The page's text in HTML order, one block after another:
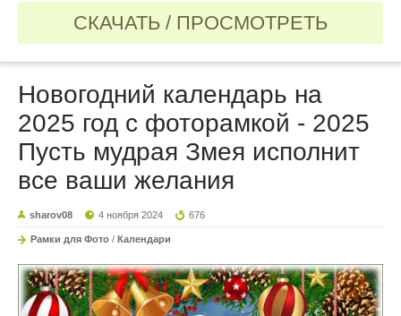
СКАЧАТЬ / ПРОСМОТРЕТЬ
Новогодний календарь на
2025 год с фоторамкой - 2025
Пусть мудрая Змея исполнит
все ваши желания
sharov08 4 ноября 2024 676
Рамки для Фото / Календари